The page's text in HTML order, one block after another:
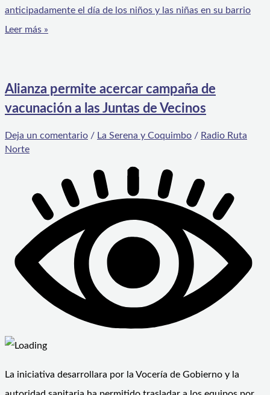
anticipadamente el día de los niños y las niñas en su barrio
Leer más »
Alianza permite acercar campaña de
vacunación a las Juntas de Vecinos
Deja un comentario / La Serena y Coquimbo / Radio Ruta
Norte
La iniciativa desarrollara por la Vocería de Gobierno y la